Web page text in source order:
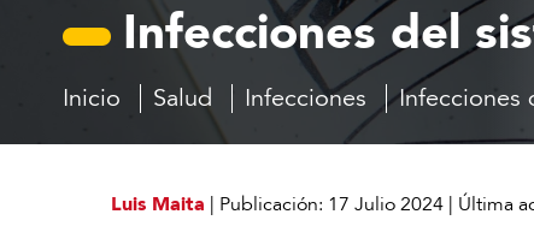
Infecciones del
Inicio Salud Infecciones Infecciones
Luis Maita | Publicación: 17 Julio 2024 | Última